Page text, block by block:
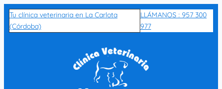
Skip
to
content
Tu clínica veterinaria en La Carlota
(Córdoba)
LLÁMANOS : 957 300
977